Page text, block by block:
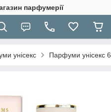
парфумерії
унісекс Парфуми унісекс